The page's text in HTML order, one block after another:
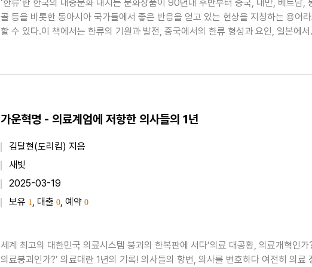
‘한류’란 한국의 대중문화 내지는 문화상품이 90년대 후반부터 중국, 대만, 베트남,
골 등을 비롯한 동아시아 국가들에서 좋은 반응을 얻고 있는 현상을 지칭하는 용어
할 수 있다.이 책에서는 한류의 기원과 발전, 중국에서의 한류 형성과 요인, 일본에서
가운혁명 - 의료계엄에 저항한 의사들의 1년
김달현(도리킴) 지음
새빛
2025-03-19
보유 1, 대출 0, 예약 0
세계 최고의 대한민국 의료시스템 붕괴의 한복판에 서다‘의료 대공황, 의료개혁인가
의료붕괴인가?’ 의료대란 1년의 기록! 의사들의 항변, 의사를 변호하다 여전히 의료